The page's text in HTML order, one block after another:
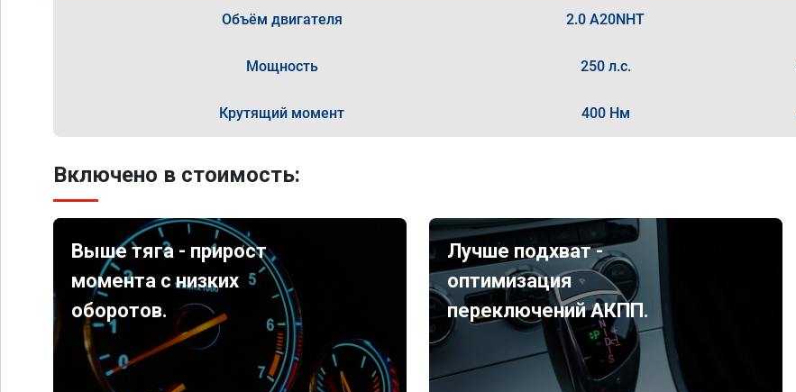
Объём двигателя 2.0 A20NHT
Мощность 250 л.с.
Крутящий момент 400 Нм
Включено в стоимость:
Выше тяга - прирост
момента с низких
оборотов.
Лучше подхват -
оптимизация
переключений АКПП.